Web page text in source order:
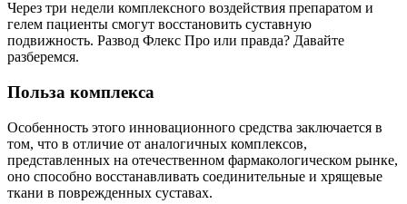
Через три недели комплексного воздействия препаратом и
гелем пациенты смогут восстановить суставную
подвижность. Развод Флекс Про или правда? Давайте
разберемся.
Польза комплекса
Особенность этого инновационного средства заключается в
том, что в отличие от аналогичных комплексов,
представленных на отечественном фармакологическом рынке,
оно способно восстанавливать соединительные и хрящевые
ткани в поврежденных суставах.